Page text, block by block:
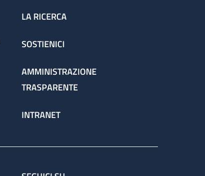
LA RICERCA
SOSTIENICI
AMMINISTRAZIONE
TRASPARENTE
INTRANET